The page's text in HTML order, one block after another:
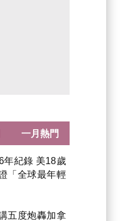
年紀錄 美18歲
「全球最年輕
五度炮轟加拿
一月熱門